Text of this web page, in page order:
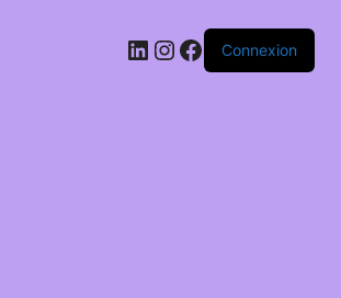
LinkedIn
Instagram
Facebook
Connexion